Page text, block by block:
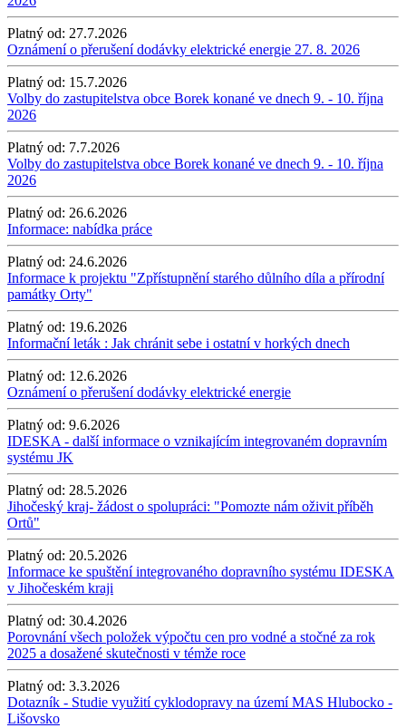
Platný od: 27.7.2026
Oznámení o přerušení dodávky elektrické energie 27. 8. 2026
Platný od: 15.7.2026
Volby do zastupitelstva obce Borek konané ve dnech 9. - 10. října
2026
Platný od: 7.7.2026
Volby do zastupitelstva obce Borek konané ve dnech 9. - 10. října
2026
Platný od: 26.6.2026
Informace: nabídka práce
Platný od: 24.6.2026
Informace k projektu "Zpřístupnění starého důlního díla a přírodní
památky Orty"
Platný od: 19.6.2026
Informační leták : Jak chránit sebe i ostatní v horkých dnech
Platný od: 12.6.2026
Oznámení o přerušení dodávky elektrické energie
Platný od: 9.6.2026
IDESKA - další informace o vznikajícím integrovaném dopravním
systému JK
Platný od: 28.5.2026
Jihočeský kraj- žádost o spolupráci: "Pomozte nám oživit příběh
Ortů"
Platný od: 20.5.2026
Informace ke spuštění integrovaného dopravního systému IDESKA
v Jihočeském kraji
Platný od: 30.4.2026
Porovnání všech položek výpočtu cen pro vodné a stočné za rok
2025 a dosažené skutečnosti v témže roce
Platný od: 3.3.2026
Dotazník - Studie využití cyklodopravy na území MAS Hlubocko -
Lišovsko